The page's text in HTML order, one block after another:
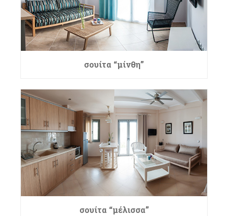
σουίτα “μίνθη”
σουίτα “μέλισσα”